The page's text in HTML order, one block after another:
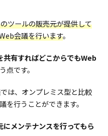
ツールの販売元が提供して
会議を行います。
共有すればどこからでもWeb
点です。
は、オンプレミス型と比較
を行うことができます。
にメンテナンスを行ってもら